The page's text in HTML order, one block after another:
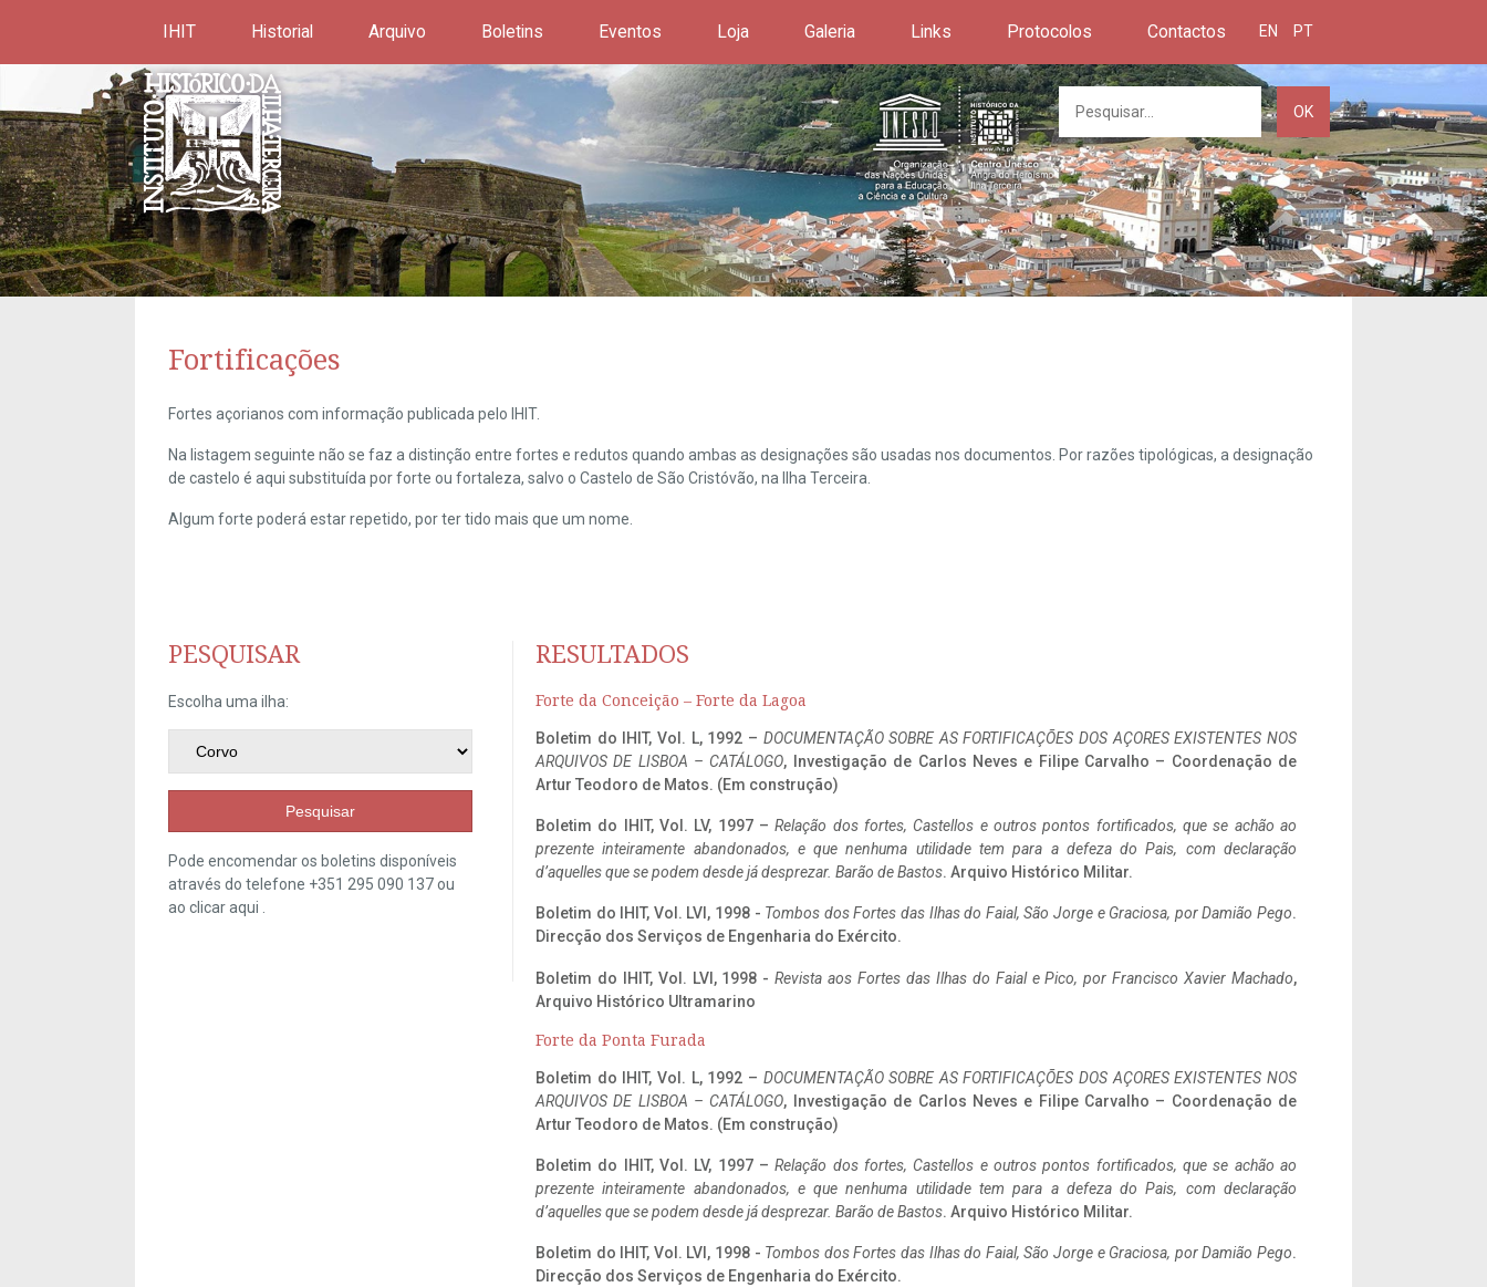
IHIT Historial Arquivo Boletins Eventos Loja Galeria Links Protocolos Contactos EN PT
OK
Fortificações
Fortes açorianos com informação publicada pelo IHIT.
Na listagem seguinte não se faz a distinção entre fortes e redutos quando ambas as designações são usadas nos documentos. Por razões tipológicas, a designação
de castelo é aqui substituída por forte ou fortaleza, salvo o Castelo de São Cristóvão, na Ilha Terceira.
Algum forte poderá estar repetido, por ter tido mais que um nome.
PESQUISAR
Escolha uma ilha:
Pesquisar
Pode encomendar os boletins disponíveis
através do telefone +351 295 090 137 ou
ao clicaraqui
RESULTADOS
Forte da Conceição – Forte da Lagoa
Boletim do IHIT, Vol. L, 1992 – DOCUMENTAÇÃO SOBRE AS FORTIFICAÇÕES DOS AÇORES EXISTENTES NOS
ARQUIVOS DE LISBOA – CATÁLOGO, Investigação de Carlos Neves e Filipe Carvalho – Coordenação de
Artur Teodoro de Matos. (Em construção)
Boletim do IHIT, Vol. LV, 1997 –Relação dos fortes, Castellos e outros pontos fortificados, que se achão ao
prezente inteiramente abandonados, e que nenhuma utilidade tem para a defeza do Pais, com declaração
d’aquelles que se podem desde já desprezar. Barão de Bastos. Arquivo Histórico Militar.
Boletim do IHIT, Vol. LVI, 1998 - Tombos dos Fortes das Ilhas do Faial, São Jorge e Graciosa, por Damião Pego.
Direcção dos Serviços de Engenharia do Exército.
Boletim do IHIT, Vol. LVI, 1998 -Revista aos Fortes das Ilhas do Faial e Pico, por Francisco Xavier Machado,
Arquivo Histórico Ultramarino
Forte da Ponta Furada
Boletim do IHIT, Vol. L, 1992 – DOCUMENTAÇÃO SOBRE AS FORTIFICAÇÕES DOS AÇORES EXISTENTES NOS
ARQUIVOS DE LISBOA – CATÁLOGO, Investigação de Carlos Neves e Filipe Carvalho – Coordenação de
Artur Teodoro de Matos. (Em construção)
Boletim do IHIT, Vol. LV, 1997 –Relação dos fortes, Castellos e outros pontos fortificados, que se achão ao
prezente inteiramente abandonados, e que nenhuma utilidade tem para a defeza do Pais, com declaração
d’aquelles que se podem desde já desprezar. Barão de Bastos. Arquivo Histórico Militar.
Boletim do IHIT, Vol. LVI, 1998 - Tombos dos Fortes das Ilhas do Faial, São Jorge e Graciosa, por Damião Pego.
Direcção dos Serviços de Engenharia do Exército.